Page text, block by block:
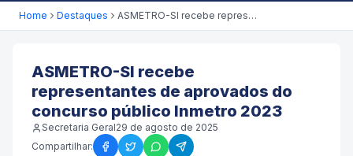
Home Destaques ASMETRO-SI recebe representantes de aprovados do concurso público Inmetro 2023
ASMETRO-SI recebe
representantes de aprovados do
concurso público Inmetro 2023
Secretaria Geral29 de agosto de 2025
Compartilhar: